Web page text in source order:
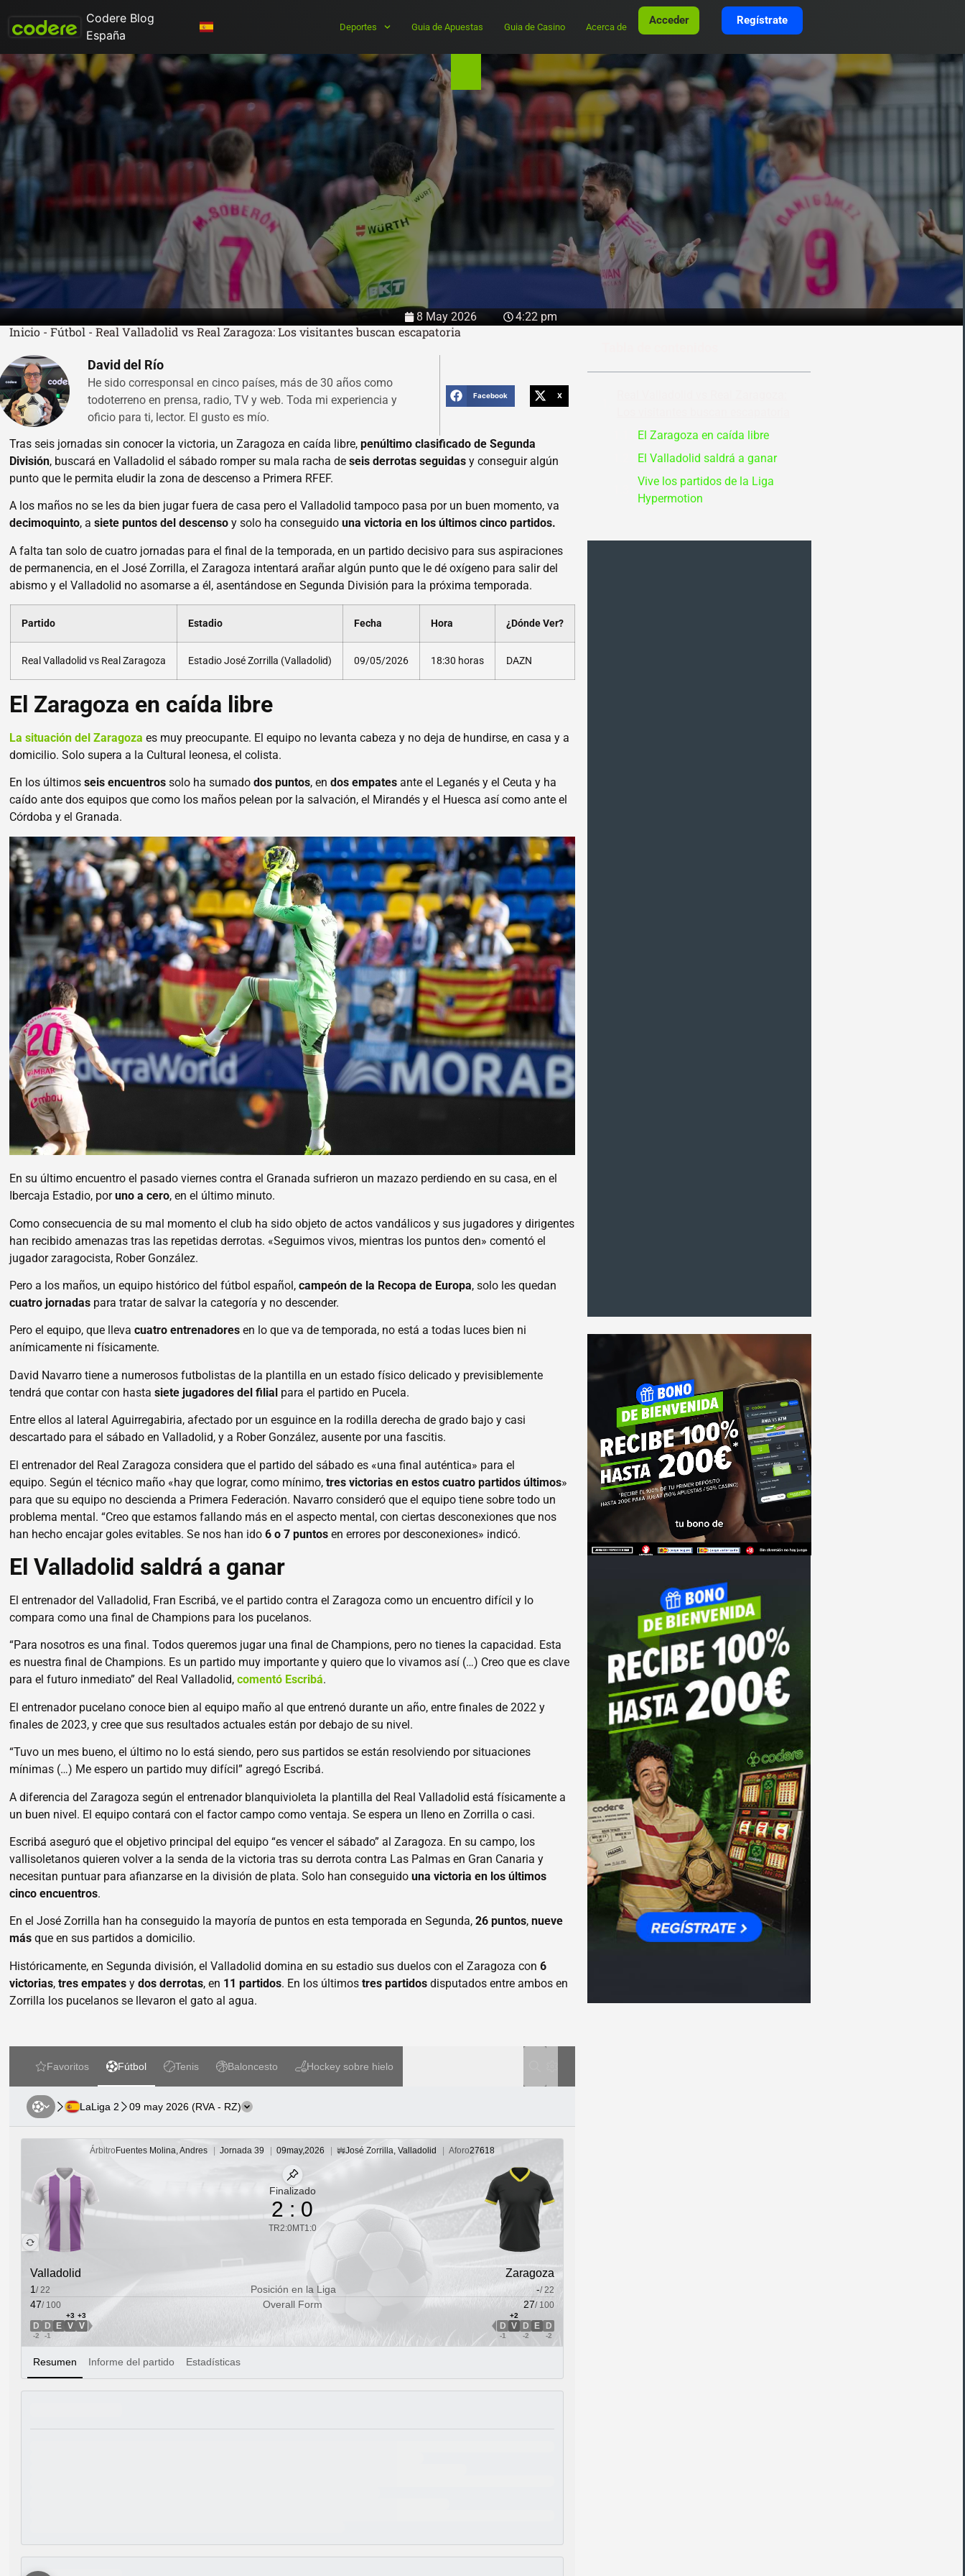
Codere Blog
España
Deportes Guia de Apuestas Guia de Casino Acerca de
Acceder Regístrate
8 May 2026 4:22 pm
Inicio - Fútbol - Real Valladolid vs Real Zaragoza: Los visitantes buscan escapatoria
David del Río
He sido corresponsal en cinco países, más de 30 años como
todoterreno en prensa, radio, TV y web. Toda mi experiencia y
oficio para ti, lector. El gusto es mío.
Facebook X
Tras seis jornadas sin conocer la victoria, un Zaragoza en caída libre,penúltimo clasificado de Segunda
División, buscará en Valladolid el sábado romper su mala racha deseis derrotas seguidas y conseguir algún
punto que le permita eludir la zona de descenso a Primera RFEF.
A los maños no se les da bien jugar fuera de casa pero el Valladolid tampoco pasa por un buen momento, va
decimoquinto, asiete puntos del descenso y solo ha conseguidouna victoria en los últimos cinco partidos.
A falta tan solo de cuatro jornadas para el final de la temporada, en un partido decisivo para sus aspiraciones
de permanencia, en el José Zorrilla, el Zaragoza intentará arañar algún punto que le dé oxígeno para salir del
abismo y el Valladolid no asomarse a él, asentándose en Segunda División para la próxima temporada.
Partido Estadio Fecha Hora ¿Dónde Ver?
Real Valladolid vs Real Zaragoza Estadio José Zorrilla (Valladolid) 09/05/2026 18:30 horas DAZN
El Zaragoza en caída libre
La situación del Zaragoza es muy preocupante. El equipo no levanta cabeza y no deja de hundirse, en casa y a
domicilio. Solo supera a la Cultural leonesa, el colista.
En los últimosseis encuentros solo ha sumadodos puntos, endos empates ante el Leganés y el Ceuta y ha
caído ante dos equipos que como los maños pelean por la salvación, el Mirandés y el Huesca así como ante el
Córdoba y el Granada.
En su último encuentro el pasado viernes contra el Granada sufrieron un mazazo perdiendo en su casa, en el
Ibercaja Estadio, poruno a cero, en el último minuto.
Como consecuencia de su mal momento el club ha sido objeto de actos vandálicos y sus jugadores y dirigentes
han recibido amenazas tras las repetidas derrotas. «Seguimos vivos, mientras los puntos den» comentó el
jugador zaragocista, Rober González.
Pero a los maños, un equipo histórico del fútbol español,campeón de la Recopa de Europa, solo les quedan
cuatro jornadas para tratar de salvar la categoría y no descender.
Pero el equipo, que llevacuatro entrenadores en lo que va de temporada, no está a todas luces bien ni
anímicamente ni físicamente.
David Navarro tiene a numerosos futbolistas de la plantilla en un estado físico delicado y previsiblemente
tendrá que contar con hastasiete jugadores del filial para el partido en Pucela.
Entre ellos al lateral Aguirregabiria, afectado por un esguince en la rodilla derecha de grado bajo y casi
descartado para el sábado en Valladolid, y a Rober González, ausente por una fascitis.
El entrenador del Real Zaragoza considera que el partido del sábado es «una final auténtica» para el
equipo.Según el técnico maño «hay que lograr, como mínimo,tres victorias en estos cuatro partidos últimos»
para que su equipo no descienda a Primera Federación. Navarro consideró que el equipo tiene sobre todo un
problema mental.“Creo que estamos fallando más en el aspecto mental, con ciertas desconexiones que nos
han hecho encajar goles evitables. Se nos han ido6 o 7 puntos en errores por desconexiones» indicó.
El Valladolid saldrá a ganar
El entrenador del Valladolid, Fran Escribá, ve el partido contra el Zaragoza como un encuentro difícil y lo
compara como una final de Champions para los pucelanos.
“Para nosotros es una final. Todos queremos jugar una final de Champions, pero no tienes la capacidad. Esta
es nuestra final de Champions. Es un partido muy importante y quiero que lo vivamos así (…) Creo que es clave
para el futuro inmediato” del Real Valladolid,comentó Escribá.
El entrenador pucelano conoce bien al equipo maño al que entrenó durante un año, entre finales de 2022 y
finales de 2023, y cree que sus resultados actuales están por debajo de su nivel.
“Tuvo un mes bueno, el último no lo está siendo, pero sus partidos se están resolviendo por situaciones
mínimas (…) Me espero un partido muy difícil” agregó Escribá.
A diferencia del Zaragoza según el entrenador blanquivioleta la plantilla del Real Valladolid está físicamente a
un buen nivel. El equipo contará con el factor campo como ventaja. Se espera un lleno en Zorrilla o casi.
Escribá aseguró que el objetivo principal del equipo “es vencer el sábado” al Zaragoza. En su campo, los
vallisoletanos quieren volver a la senda de la victoria tras su derrota contra Las Palmas en Gran Canaria y
necesitan puntuar para afianzarse en la división de plata. Solo han conseguidouna victoria en los últimos
cinco encuentros.
En el José Zorrilla han ha conseguido la mayoría de puntos en esta temporada en Segunda,26 puntos,nueve
más que en sus partidos a domicilio.
Históricamente, en Segunda división, el Valladolid domina en su estadio sus duelos con el Zaragoza con6
victorias,tres empates ydos derrotas, en 11 partidos. En los últimostres partidos disputados entre ambos en
Zorrilla los pucelanos se llevaron el gato al agua.
El Zaragoza en caída libre
El Valladolid saldrá a ganar
Vive los partidos de la Liga
Hypermotion